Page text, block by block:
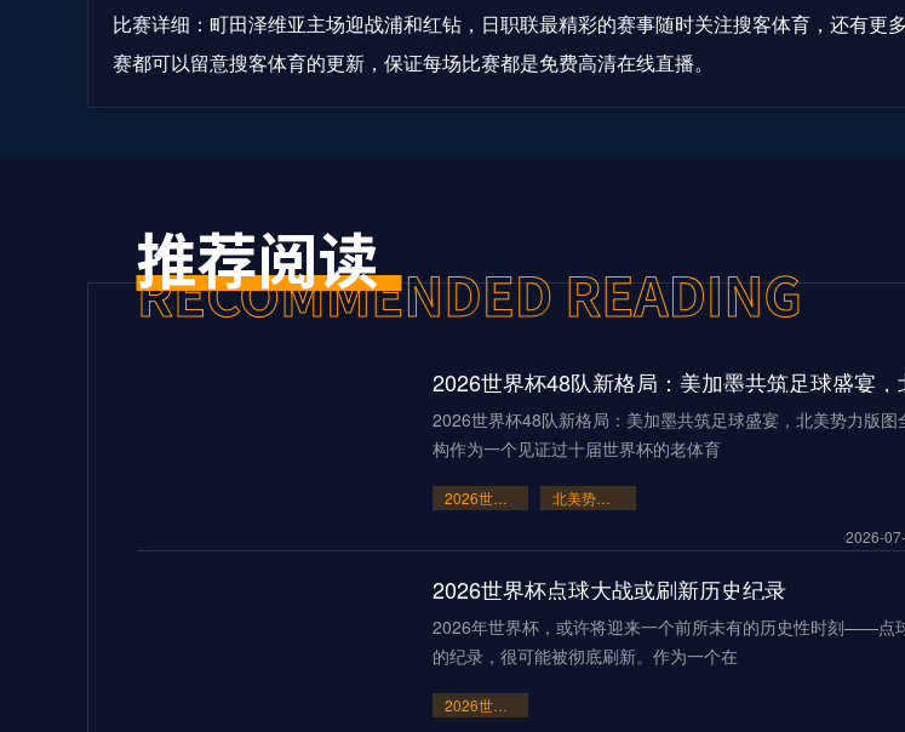
比赛详细：町田泽维亚主场迎战浦和红钻，日职联最精彩的赛事随时关注搜客体育，还有更
赛都可以留意搜客体育的更新，保证每场比赛都是免费高清在线直播。
2026世界杯48队新格局：美加墨共筑足球盛宴，北美势力版图
构作为一个见证过十届世界杯的老体育
2026世界杯48队新格局：美加墨共筑足球盛宴
北美势力版图全面重构
2026-
2026世界杯点球大战或刷新历史纪录
2026年世界杯，或许将迎来一个前所未有的历史性时刻——点
的纪录，很可能被彻底刷新。作为一个在
2026世界杯点球大战或刷新历史纪录